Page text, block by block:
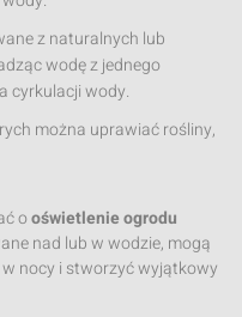
z naturalnych lub
wodę z jednego
cyrkulacji wody.
można uprawiać rośliny,
ooświetlenie ogrodu
nad lub w wodzie, mogą
nocy i stworzyć wyjątkowy